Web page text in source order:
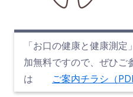
「お口の健康と健康測
加無料ですので、ぜひご
は ご案内チラシ（